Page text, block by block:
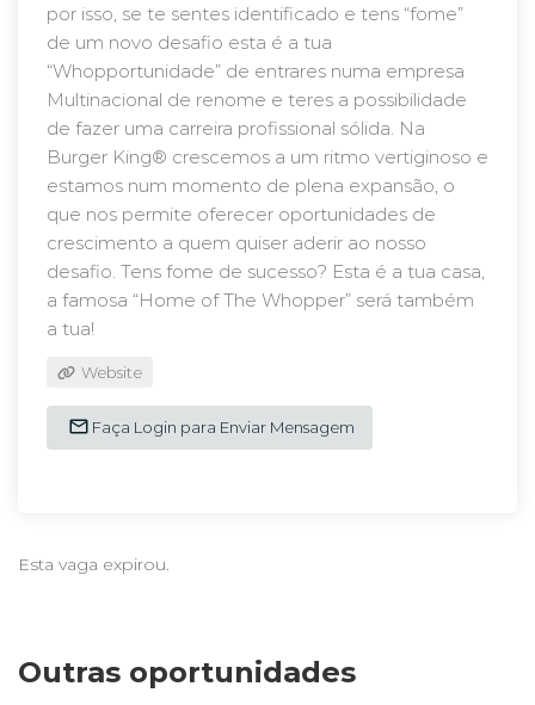
por isso, se te sentes identificado e tens “fome”
de um novo desafio esta é a tua
“Whopportunidade” de entrares numa empresa
Multinacional de renome e teres a possibilidade
de fazer uma carreira profissional sólida. Na
Burger King® crescemos a um ritmo vertiginoso e
estamos num momento de plena expansão, o
que nos permite oferecer oportunidades de
crescimento a quem quiser aderir ao nosso
desafio. Tens fome de sucesso? Esta é a tua casa,
a famosa “Home of The Whopper” será também
a tua!
Website
Faça Login para Enviar Mensagem
Esta vaga expirou.
Outras oportunidades